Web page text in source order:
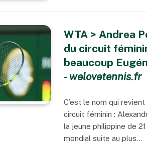
WTA > Andrea
du circuit
beaucoup
- welovetennis.fr
C’est le nom qui
circuit féminin :
la jeune philip­pine de
mondial suite au plus…